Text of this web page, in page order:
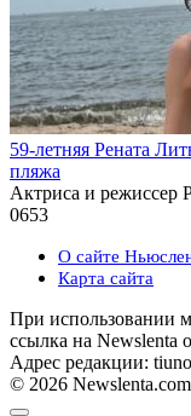
59-летняя Рената
пляжа
Актриса и режиссер
0653
О сайте
Карта сайта
При использовании
ссылка на Newslenta
Адрес редакции:
© 2026